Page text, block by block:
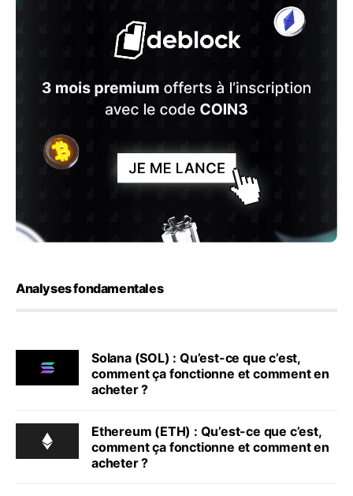
Analyses fondamentales
Solana (SOL) : Qu’est-ce que c’est,
comment ça fonctionne et comment en
acheter ?
Ethereum (ETH) : Qu’est-ce que c’est,
comment ça fonctionne et comment en
acheter ?